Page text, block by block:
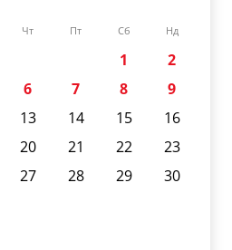
Чт Пт Сб Нд
1
2
6 7 8
9
13 14 15
16
20 21 22
23
27 28 29
30